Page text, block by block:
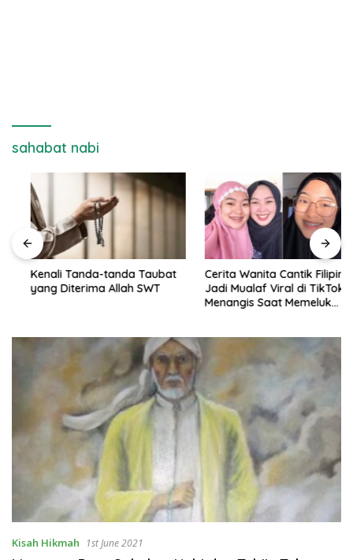
sahabat nabi
Kenali Tanda-tanda Taubat
yang Diterima Allah SWT
Cerita Wanita Cantik Filipina
Jadi Mualaf Viral di TikTok,
Menangis Saat Memeluk
Kisah Hikmah 1st June 2021